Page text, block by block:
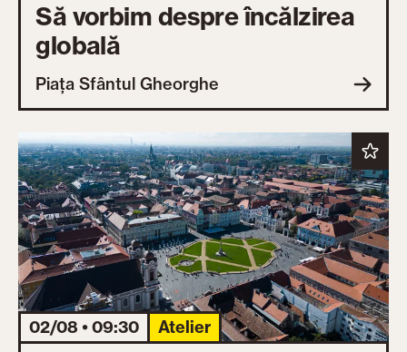
Să vorbim despre încălzirea
globală
Piața Sfântul Gheorghe
02/08 • 09:30 Atelier